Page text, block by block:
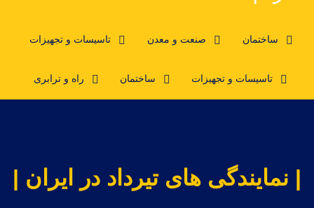
ساختمان صنعت و معدن تاسیسات و تجهیزات
تاسیسات و تجهیزات ساختمان راه و ترابری
| نمایندگی های تیرداد در ایران |